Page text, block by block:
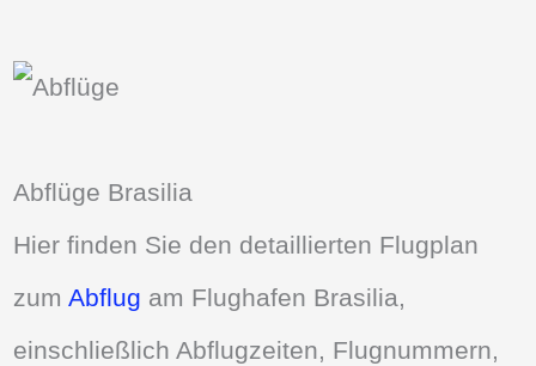
Abflüge Brasilia
Hier finden Sie den detaillierten Flugplan
zumAbflug am Flughafen Brasilia,
einschließlich Abflugzeiten, Flugnummern,